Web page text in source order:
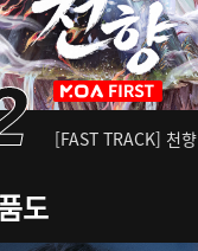
[FAST TRACK] 천향
도